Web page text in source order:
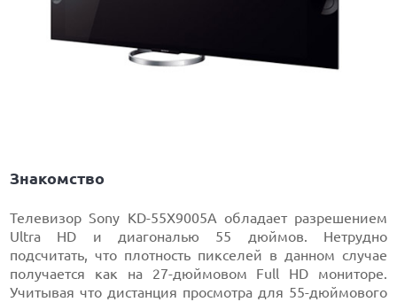
Знакомство
Телевизор Sony KD-55X9005A обладает разрешением
Ultra HD и диагональю 55 дюймов. Нетрудно
подсчитать, что плотность пикселей в данном случае
получается как на 27-дюймовом Full HD мониторе.
Учитывая что дистанция просмотра для 55-дюймового